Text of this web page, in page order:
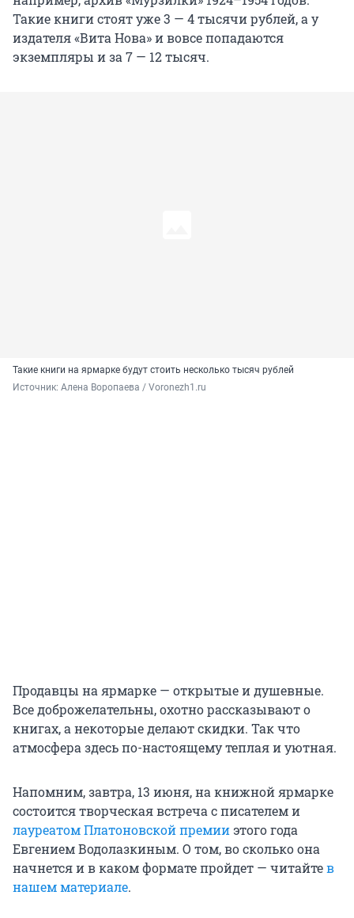
Такие книги стоят уже 3 — 4 тысячи рублей, а у
издателя «Вита Нова» и вовсе попадаются
экземпляры и за 7 — 12 тысяч.
Такие книги на ярмарке будут стоить несколько тысяч рублей
Источник: Алена Воропаева / Voronezh1.ru
Продавцы на ярмарке — открытые и душевные.
Все доброжелательны, охотно рассказывают о
книгах, а некоторые делают скидки. Так что
атмосфера здесь по-настоящему теплая и уютная.
Напомним, завтра, 13 июня, на книжной ярмарке
состоится творческая встреча с писателем и
лауреатом Платоновской премииэтого года
Евгением Водолазкиным. О том, во сколько она
начнется и в каком формате пройдет — читайтев
нашем материале.